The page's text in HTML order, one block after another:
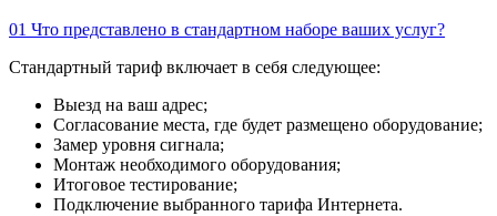
01 Что представлено в стандартном наборе ваших услуг?
Стандартный тариф включает в себя следующее:
Выезд на ваш адрес;
Согласование места, где будет размещено оборудование;
Замер уровня сигнала;
Монтаж необходимого оборудования;
Итоговое тестирование;
Подключение выбранного тарифа Интернета.